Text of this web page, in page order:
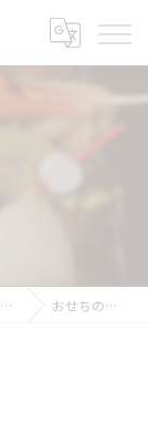
おせちの予告！